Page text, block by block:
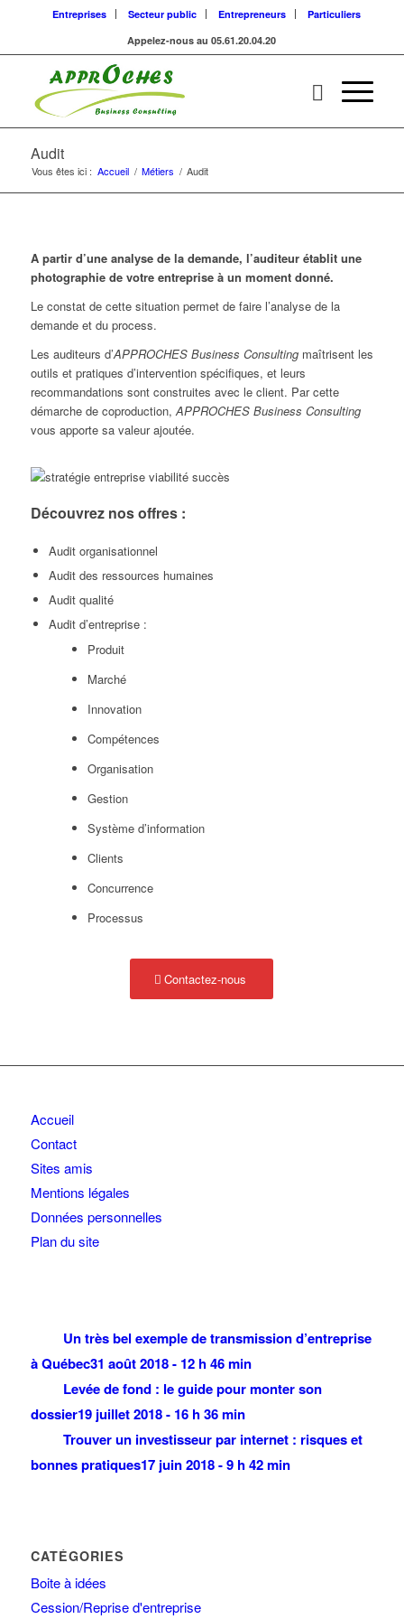
Entreprises Secteur public Entrepreneurs
Particuliers
Appelez-nous au 05.61.20.04.20
Audit
Vous êtes ici : Accueil / Métiers / Audit
A partir d’une analyse de la demande, l’auditeur établit une
photographie de votre entreprise à un moment donné.
Le constat de cette situation permet de faire l’analyse de la
demande et du process.
Les auditeurs d’APPROCHES Business Consultingmaîtrisent les
outils et pratiques d’intervention spécifiques, et leurs
recommandations sont construites avec le client. Par cette
démarche de coproduction,APPROCHES Business Consulting
vous apporte sa valeur ajoutée.
Découvrez nos offres :
Audit organisationnel
Audit des ressources humaines
Audit qualité
Audit d’entreprise :
Produit
Marché
Innovation
Compétences
Organisation
Gestion
Système d’information
Clients
Concurrence
Processus
Contactez-nous
Accueil
Contact
Sites amis
Mentions légales
Données personnelles
Plan du site
Un très bel exemple de transmission d’entreprise
à Québec31 août 2018 - 12 h 46 min
Levée de fond : le guide pour monter son
dossier19 juillet 2018 - 16 h 36 min
Trouver un investisseur par internet : risques et
bonnes pratiques17 juin 2018 - 9 h 42 min
CATÉGORIES
Boite à idées
Cession/Reprise d'entreprise